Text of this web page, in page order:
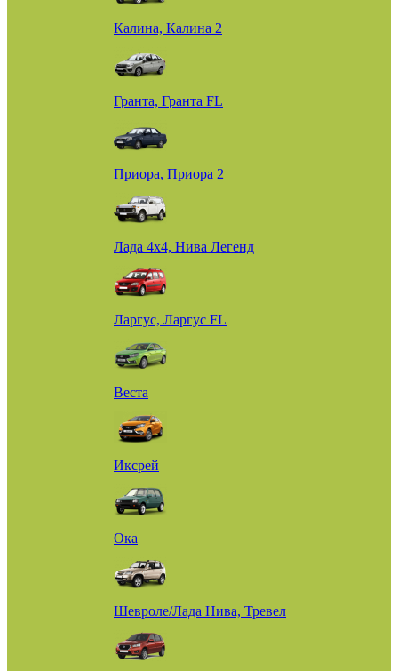
Калина, Калина 2
Гранта, Гранта FL
Приора, Приора 2
Лада 4х4, Нива Легенд
Ларгус, Ларгус FL
Веста
Иксрей
Ока
Шевроле/Лада Нива, Тревел